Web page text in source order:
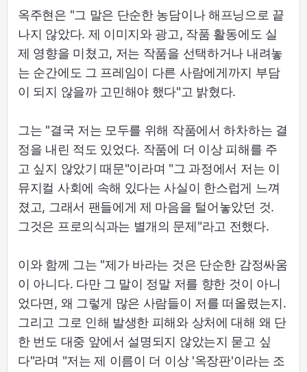
옥주현은 "그 말은 단순한 농담이나 해프닝으로 끝
나지 않았다. 제 이미지와 광고, 작품 활동에도 실
제 영향을 미쳤고, 저는 작품을 선택하거나 내려놓
는 순간에도 그 프레임이 다른 사람에게까지 부담
이 되지 않을까 고민해야 했다"고 밝혔다.
그는 "결국 저는 모두를 위해 작품에서 하차하는 결
정을 내린 적도 있었다. 작품에 더 이상 피해를 주
고 싶지 않았기 때문"이라며 "그 과정에서 저는 이
뮤지컬 사회에 속해 있다는 사실이 한스럽게 느껴
졌고, 그래서 팬들에게 제 마음을 털어놓았던 것.
그것은 프로의식과는 별개의 문제"라고 전했다.
이와 함께 그는 "제가 바라는 것은 단순한 감정싸움
이 아니다. 다만 그 말이 정말 저를 향한 것이 아니
었다면, 왜 그렇게 많은 사람들이 저를 떠올렸는지.
그리고 그로 인해 발생한 피해와 상처에 대해 왜 단
한 번도 대중 앞에서 설명되지 않았는지 묻고 싶
다"라며 "저는 제 이름이 더 이상 '옥장판'이라는 조